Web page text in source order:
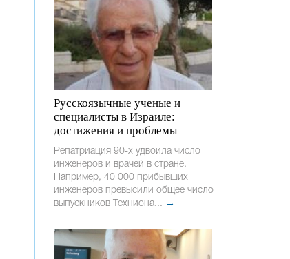
Русскоязычные ученые и
специалисты в Израиле:
достижения и проблемы
Репатриация 90-х удвоила число
инженеров и врачей в стране.
Например, 40 000 прибывших
инженеров превысили общее число
выпускников Техниона... →